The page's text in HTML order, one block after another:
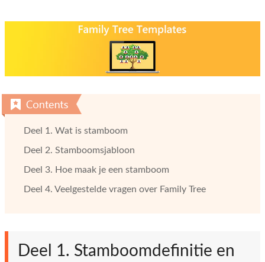
Deel 1. Wat is stamboom
Deel 2. Stamboomsjabloon
Deel 3. Hoe maak je een stamboom
Deel 4. Veelgestelde vragen over Family Tree
Deel 1. Stamboomdefinitie en